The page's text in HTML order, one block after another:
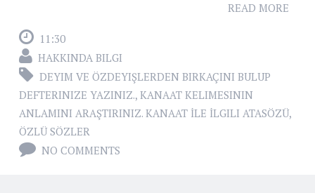
READ MORE
11:30
HAKKINDA BILGI
DEYIM VE ÖZDEYIŞLERDEN BIRKAÇINI BULUP
DEFTERINIZE YAZINIZ., KANAAT KELIMESININ
ANLAMINI ARAŞTIRINIZ. KANAAT İLE İLGILI ATASÖZÜ,
ÖZLÜ SÖZLER
NO COMMENTS